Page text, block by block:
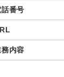
話番号
内容